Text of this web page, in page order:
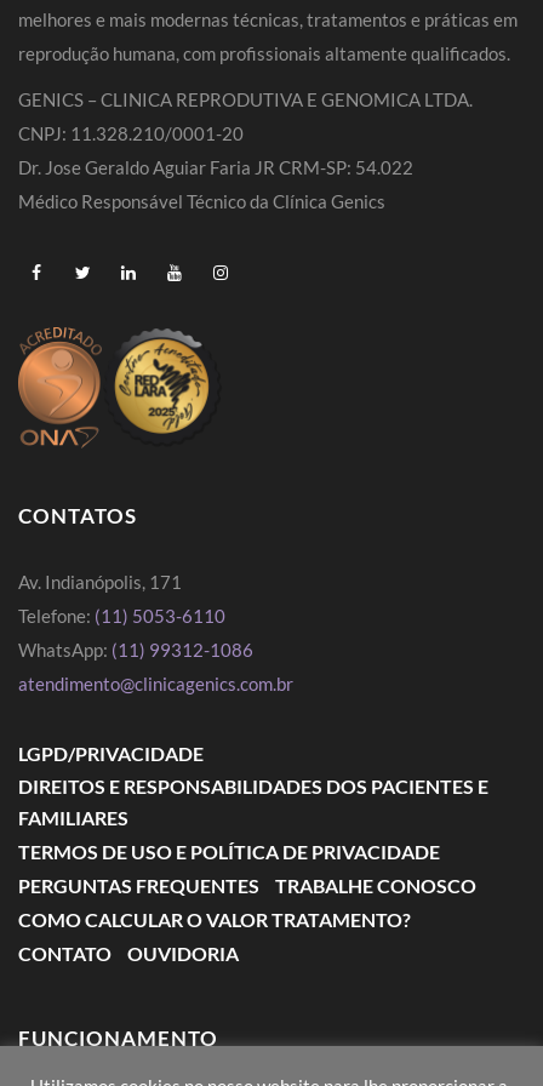
melhores e mais modernas técnicas, tratamentos e práticas em
reprodução humana, com profissionais altamente qualificados.
GENICS – CLINICA REPRODUTIVA E GENOMICA LTDA.
CNPJ: 11.328.210/0001-20
Dr. Jose Geraldo Aguiar Faria JR CRM-SP: 54.022
Médico Responsável Técnico da Clínica Genics
CONTATOS
Av. Indianópolis, 171
Telefone: (11) 5053-6110
WhatsApp: (11) 99312-1086
atendimento@clinicagenics.com.br
LGPD/PRIVACIDADE
DIREITOS E RESPONSABILIDADES DOS PACIENTES E
FAMILIARES
TERMOS DE USO E POLÍTICA DE PRIVACIDADE
PERGUNTAS FREQUENTES
TRABALHE CONOSCO
COMO CALCULAR O VALOR TRATAMENTO?
CONTATO
OUVIDORIA
FUNCIONAMENTO